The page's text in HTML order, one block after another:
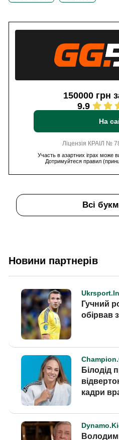
150000 грн
9.9
На
Ліцензія КРАІЛ №
Участь в азартних іграх може
Дотримуйтеся правил
Всі